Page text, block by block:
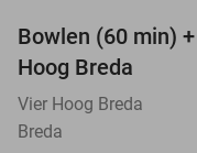
Bowlen (60 min)
Hoog Breda
Vier Hoog Breda
Breda